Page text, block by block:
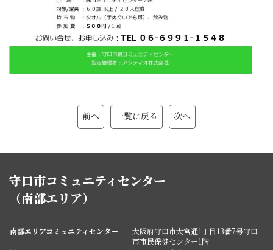
前へ 一覧に戻る 次へ
守口市コミュニティセンター
（南部エリア）
南部エリアコミュニティセンター
大阪府守口市大宮通1丁目13番7号守口
市市民保健センター1階